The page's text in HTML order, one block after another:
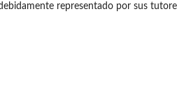
representado por sus